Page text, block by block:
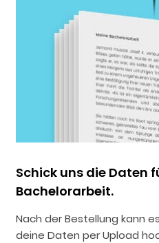
Schick uns die Daten
Bachelorarbeit.
Nach der Bestellung kann
deine Daten per Upload